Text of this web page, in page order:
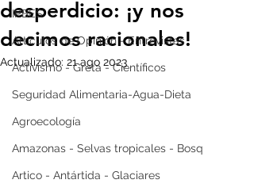
IPBES
Artículos de Opinión - Entrevistas
Activismo - Greta - Científicos
Seguridad Alimentaria-Agua-Dieta
Agroecología
Amazonas - Selvas tropicales - Bosq
Artico - Antártida - Glaciares
desperdicio: ¡y nos
decimos racionales!
Actualizado: 21 ago 2023